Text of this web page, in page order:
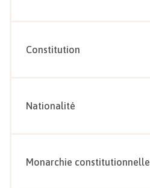
Constitution
Nationalité
Monarchie constitutionnelle